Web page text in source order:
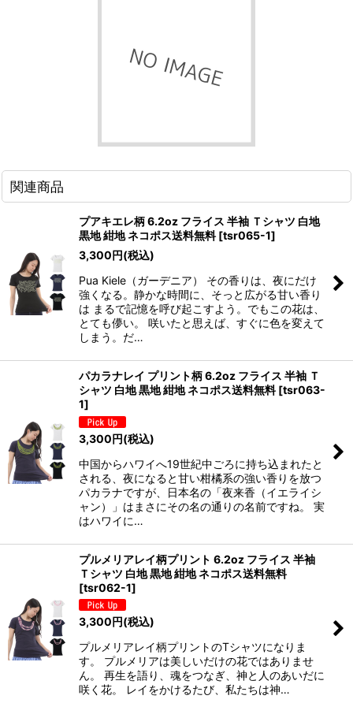
関連商品
プアキエレ柄 6.2oz フライス 半袖 Ｔシャツ 白地
黒地 紺地 ネコポス送料無料 [tsr065-1]
3,300円(税込)
Pua Kiele（ガーデニア） その香りは、夜にだけ
強くなる。静かな時間に、そっと広がる甘い香り
は まるで記憶を呼び起こすよう。でもこの花は、
とても儚い。 咲いたと思えば、すぐに色を変えて
しまう。だ…
パカラナレイ プリント柄 6.2oz フライス 半袖 Ｔ
シャツ 白地 黒地 紺地 ネコポス送料無料 [tsr063-
1]
3,300円(税込)
中国からハワイへ19世紀中ごろに持ち込まれたと
される、夜になると甘い柑橘系の強い香りを放つ
パカラナですが、日本名の「夜来香（イエライシ
ャン）」はまさにその名の通りの名前ですね。 実
はハワイに…
プルメリアレイ柄プリント 6.2oz フライス 半袖
Ｔシャツ 白地 黒地 紺地 ネコポス送料無料
[tsr062-1]
3,300 円(税込)
プルメリアレイ柄プリントのTシャツになりま
す。 プルメリアは美しいだけの花ではありませ
ん。 再生を語り、魂をつなぎ、神と人のあいだに
咲く花。 レイをかけるたび、私たちは神…